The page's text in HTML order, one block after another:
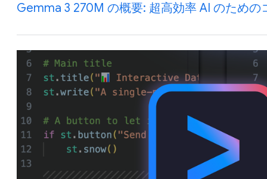
Gemma 3 270M の概要: 超高効率 AI のための